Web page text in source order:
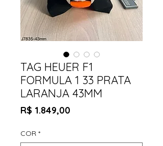
TAG HEUER F1
FORMULA 1 33 PRATA
LARANJA 43MM
R$ 1.849,00Preço
COR *